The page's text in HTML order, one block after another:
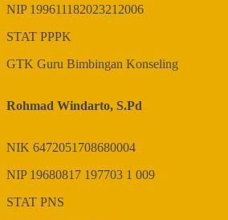
NIP 199611182023212006
STAT PPPK
GTK Guru Bimbingan Konseling
Rohmad Windarto, S.Pd
NIK 6472051708680004
NIP 19680817 197703 1 009
STAT PNS